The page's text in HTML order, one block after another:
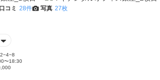
口コミ 28件 写真 27枚
〜18:30